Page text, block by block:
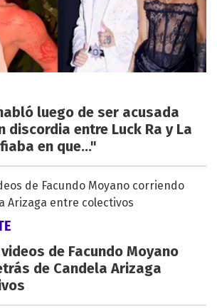
luego de ser acusada
discordia entre Luck Ra y La
en que..."
de Facundo Moyano
de Candela Arizaga